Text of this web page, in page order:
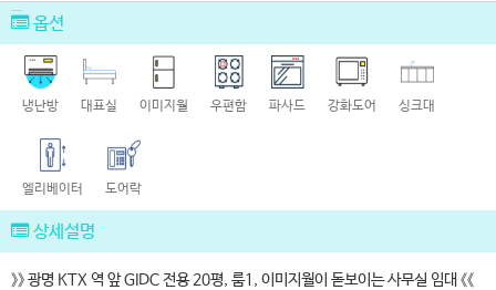
옵션
냉난방 대표실 이미지월 우편함 파사드 강화도어 싱크대
엘리베이터 도어락
상세설명
》》 광명 KTX 역 앞 GIDC 전용 20평, 룸1, 이미지월이 돋보이는 사무실 임대 《《